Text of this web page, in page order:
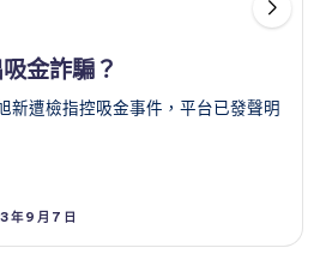
金詐騙？
新遭檢指控吸金事件，平台已發聲明
年 9 月 7 日